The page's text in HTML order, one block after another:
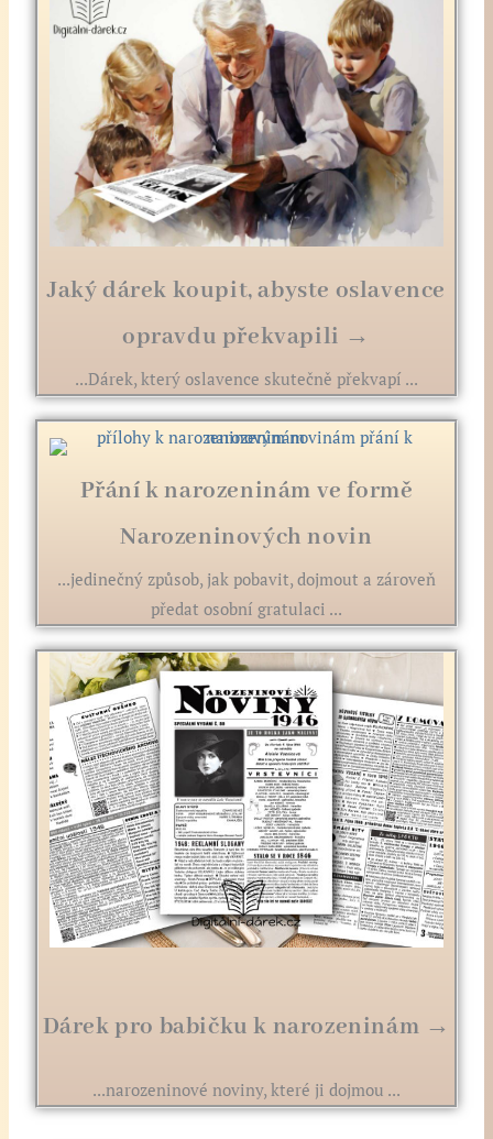
Jaký dárek koupit, abyste oslavence
opravdu překvapili →
...Dárek, který oslavence skutečně překvapí ...
Přání k narozeninám ve formě
Narozeninových novin
...jedinečný způsob, jak pobavit, dojmout a zároveň
předat osobní gratulaci ...
Dárek pro babičku k narozeninám →
...narozeninové noviny, které ji dojmou ...